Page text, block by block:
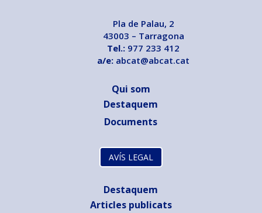
Pla de Palau, 2
43003 – Tarragona
Tel.: 977 233 412
a/e: abcat@abcat.cat
Qui som
Destaquem
Documents
AVÍS LEGAL
Destaquem
Articles publicats